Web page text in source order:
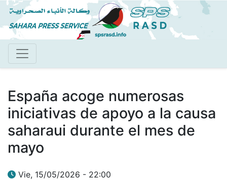
Pasar
al
contenido
España acoge numerosas
iniciativas de apoyo a la causa
saharaui durante el mes de
mayo
Vie, 15/05/2026 - 22:00